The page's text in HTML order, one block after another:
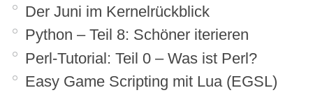
Der Juni im Kernelrückblick
Python – Teil 8: Schöner iterieren
Perl-Tutorial: Teil 0 – Was ist Perl?
Easy Game Scripting mit Lua (EGSL)